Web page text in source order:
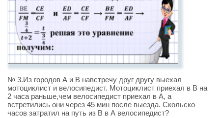
№ 3.Из городов А и В навстречу друг другу выехал
мотоциклист и велосипедист. Мотоциклист приехал в В на
2 часа раньше,чем велосипедист приехал в А, а
встретились они через 45 мин после выезда. Скольско
часов затратил на путь из В в А велосипедист?